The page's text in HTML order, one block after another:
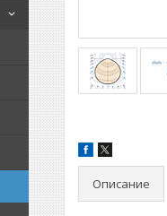
Описание